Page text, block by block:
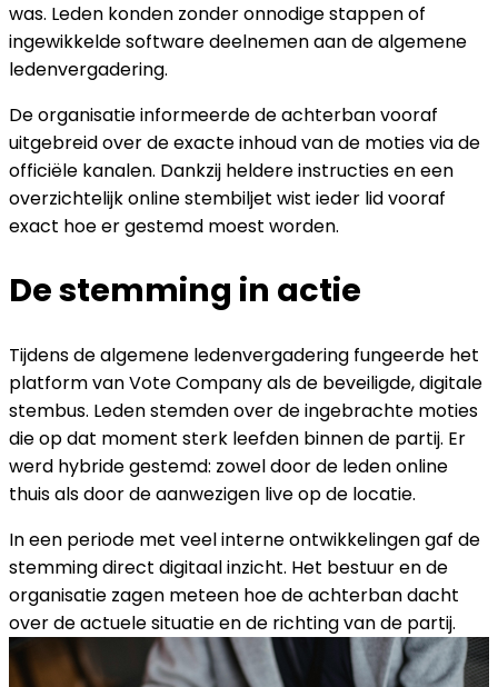
was. Leden konden zonder onnodige stappen of
ingewikkelde software deelnemen aan de algemene
ledenvergadering.
De organisatie informeerde de achterban vooraf
uitgebreid over de exacte inhoud van de moties via de
officiële kanalen. Dankzij heldere instructies en een
overzichtelijk online stembiljet wist ieder lid vooraf
exact hoe er gestemd moest worden.
De stemming in actie
Tijdens de algemene ledenvergadering fungeerde het
platform van Vote Company als de beveiligde, digitale
stembus. Leden stemden over de ingebrachte moties
die op dat moment sterk leefden binnen de partij. Er
werd hybride gestemd: zowel door de leden online
thuis als door de aanwezigen live op de locatie.
In een periode met veel interne ontwikkelingen gaf de
stemming direct digitaal inzicht. Het bestuur en de
organisatie zagen meteen hoe de achterban dacht
over de actuele situatie en de richting van de partij.